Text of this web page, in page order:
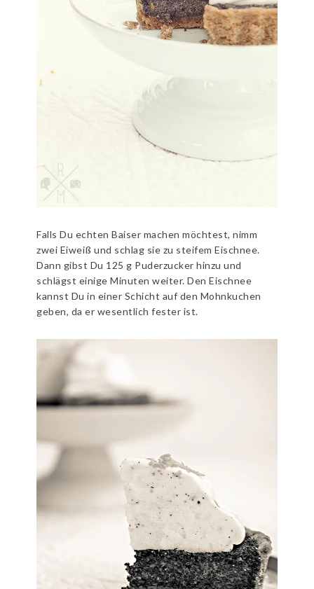
Falls Du echten Baiser machen möchtest, nimm
zwei Eiweiß und schlag sie zu steifem Eischnee.
Dann gibst Du 125 g Puderzucker hinzu und
schlägst einige Minuten weiter. Den Eischnee
kannst Du in einer Schicht auf den Mohnkuchen
geben, da er wesentlich fester ist.